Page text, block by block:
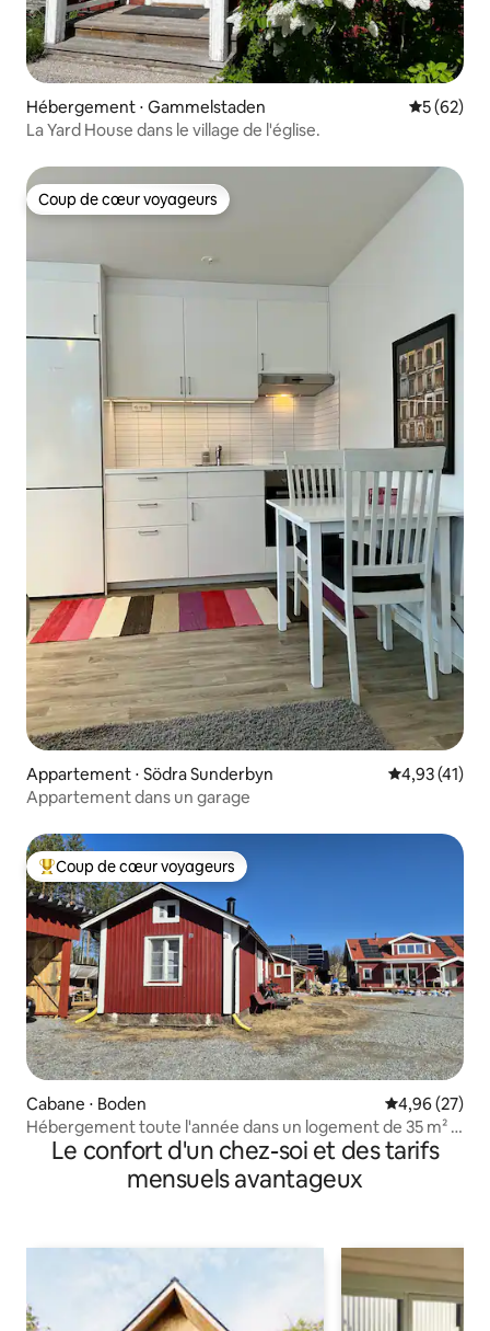
Hébergement ⋅ Gammelstaden
5 (62)
La Yard House dans le village de l'église.
Coup de cœur voyageurs
Coup de cœur voyageurs
Appartement ⋅ Södra Sunderbyn Évaluation
4,93 (41)
Appartement dans un garage
Coups de cœur voyageurs les plus appréciés
Coup de cœur voyageurs
Cabane ⋅ Boden Évaluation
4,96 (27)
Hébergement toute l'année dans un logement de 35 m² à
Sävast.
Le confort d'un chez-soi et des tarifs
mensuels avantageux